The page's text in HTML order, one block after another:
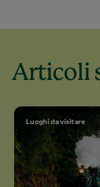
Articoli
Luoghi da visitare